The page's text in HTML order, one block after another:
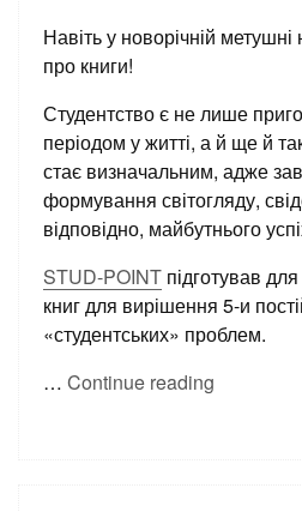
Навіть у новорічній
про книги!
Студентство є не лише
періодом у житті, а й ще й
стає визначальним, адже
формування світогляду,
відповідно, майбутнього
STUD-POINT підготував
книг для вирішення 5-и
«студентських» проблем.
… Continue reading